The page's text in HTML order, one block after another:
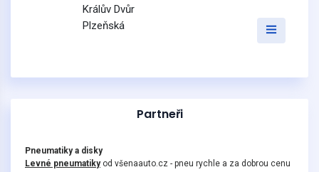
Králův Dvůr
Plzeňská
Partneři
Pneumatiky a disky
Levné pneumatikyod všenaauto.cz - pneu rychle a za dobrou cenu